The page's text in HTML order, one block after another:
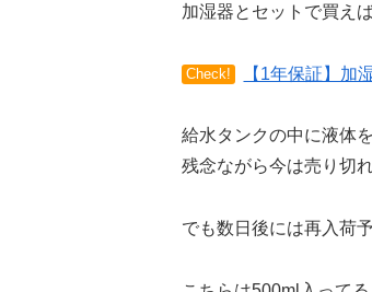
加湿器とセットで買え
Check! 【1年保証】加
給水タンクの中に液体
残念ながら今は売り切れ
でも数日後には再入荷